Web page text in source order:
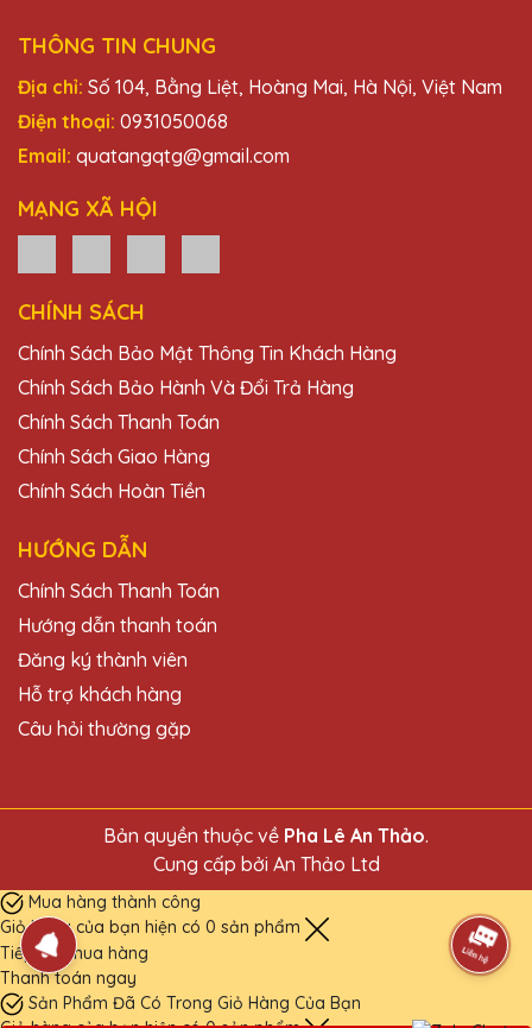
THÔNG TIN CHUNG
Địa chỉ: Số 104, Bằng Liệt, Hoàng Mai, Hà Nội, Việt Nam
Điện thoại: 0931050068
Email: quatangqtg@gmail.com
MẠNG XÃ HỘI
CHÍNH SÁCH
Chính Sách Bảo Mật Thông Tin Khách Hàng
Chính Sách Bảo Hành Và Đổi Trả Hàng
Chính Sách Thanh Toán
Chính Sách Giao Hàng
Chính Sách Hoàn Tiền
HƯỚNG DẪN
Chính Sách Thanh Toán
Hướng dẫn thanh toán
Đăng ký thành viên
Hỗ trợ khách hàng
Câu hỏi thường gặp
Bản quyền thuộc về Pha Lê An Thảo.
Cung cấp bởi An Thảo Ltd
Mua hàng thành công
Giỏ hàng của bạn hiện có 0 sản phẩm
Tiếp tục mua hàng
Thanh toán ngay
Sản Phẩm Đã Có Trong Giỏ Hàng Của Bạn